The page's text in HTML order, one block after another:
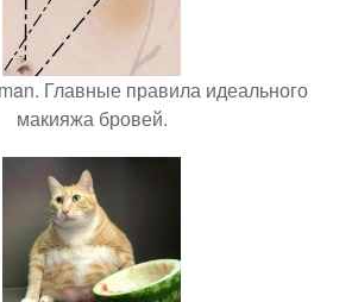
Главные правила идеального
макияжа бровей.